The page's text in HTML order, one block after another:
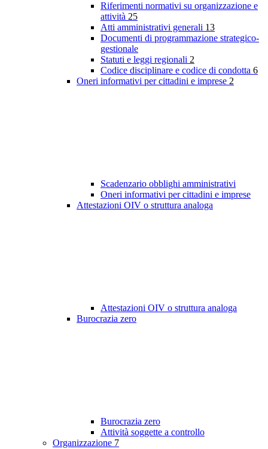
Riferimenti normativi su organizzazione e
attività 25
Atti amministrativi generali 13
Documenti di programmazione strategico-
gestionale
Statuti e leggi regionali 2
Codice disciplinare e codice di condotta 6
Oneri informativi per cittadini e imprese 2
Scadenzario obblighi amministrativi
Oneri informativi per cittadini e imprese
Attestazioni OIV o struttura analoga
Attestazioni OIV o struttura analoga
Burocrazia zero
Burocrazia zero
Attività soggette a controllo
Organizzazione 7